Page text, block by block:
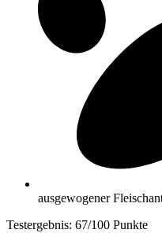
ausgewogener
Testergebnis: 67/100 Punkte